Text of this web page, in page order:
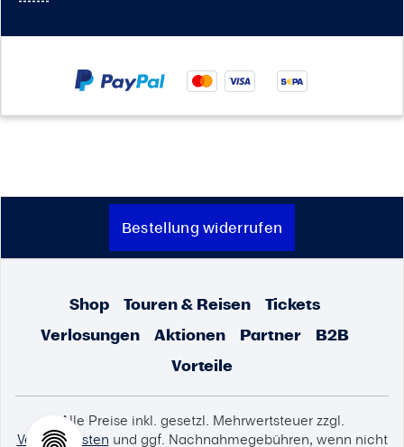
Bestellung widerrufen
Shop Touren & Reisen
Tickets
Verlosungen
Aktionen Partner
B2B
Vorteile
Alle Preise inkl. gesetzl. Mehrwertsteuer zzgl.
Versandkosten und ggf. Nachnahmegebühren, wenn nicht